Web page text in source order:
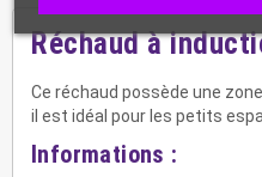
Réchaud à
Ce réchaud possède une
il est idéal pour les petits
Informations :